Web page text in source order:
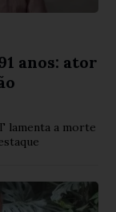
anos: ator
lamenta a morte